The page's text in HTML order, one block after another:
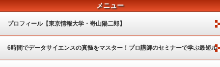
メニュー
プロフィール【東京情報大学・嵜山陽二郎】
6時間でデータサイエンスの真髄をマスター！プロ講師のセミナーで学ぶ最短ル